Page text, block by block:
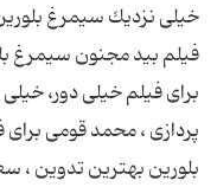
خیلی نزدیك سیمرغ
فیلم بید مجنون سیمرغ
برای فیلم خیلی دور،
پردازی ، محمد قومی
بلورین بهترین تدوین ،